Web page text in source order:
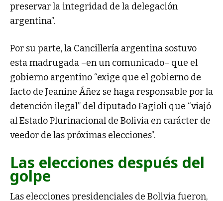
preservar la integridad de la delegación
argentina”.
Por su parte, la Cancillería argentina sostuvo
esta madrugada –en un comunicado– que el
gobierno argentino “exige que el gobierno de
facto de Jeanine Áñez se haga responsable por la
detención ilegal” del diputado Fagioli que “viajó
al Estado Plurinacional de Bolivia en carácter de
veedor de las próximas elecciones”.
Las elecciones después del
golpe
Las elecciones presidenciales de Bolivia fueron,